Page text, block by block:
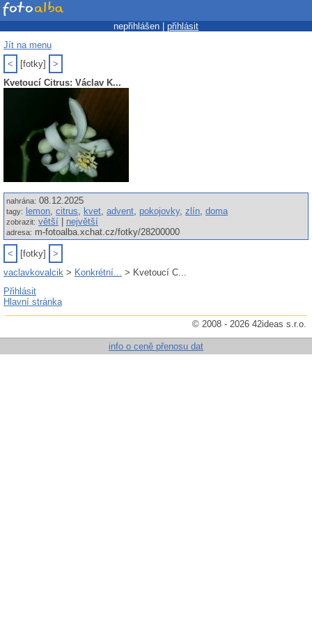
nepřihlášen | přihlásit
Jít na menu
<
[fotky]
>
Kvetoucí Citrus: Václav K...
nahrána: 08.12.2025
tagy: lemon, citrus, kvet, advent, pokojovky, zlín, doma
zobrazit: větší největší
adresa: m-fotoalba.xchat.cz/fotky/28200000
< [fotky]
>
vaclavkovalcik > Konkrétní... > Kvetoucí C...
Přihlásit
Hlavní stránka
© 2008 - 2026 42ideas s.r.o.
info o ceně přenosu dat